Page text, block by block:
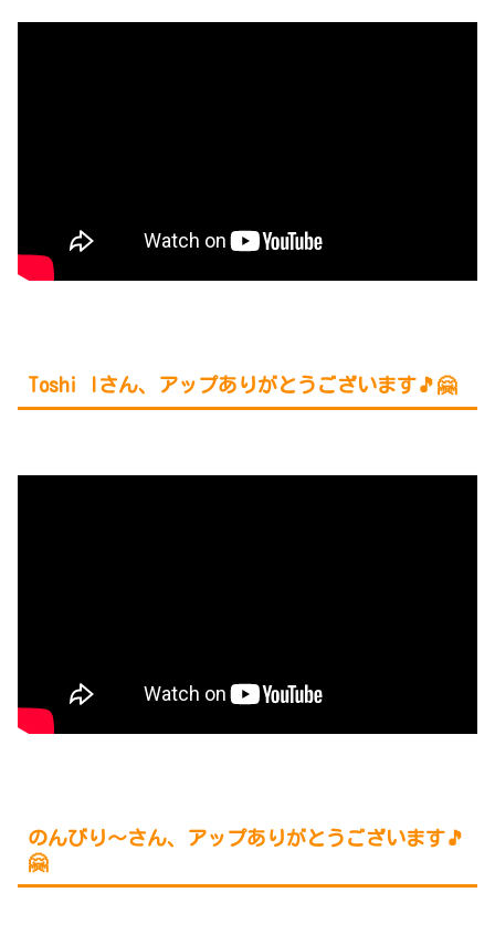
Toshi Iさん、アップありがとうございます🎵🤗
のんびり～さん、アップありがとうございます🎵
🤗